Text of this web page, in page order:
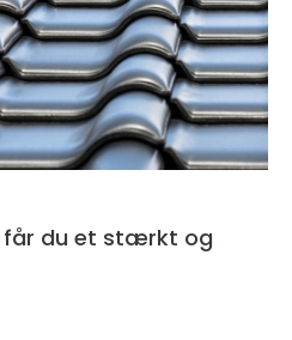
får du et stærkt og